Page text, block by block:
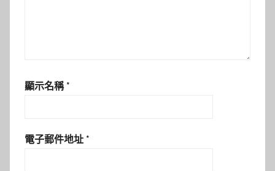
顯示名稱 *
電子郵件地址 *